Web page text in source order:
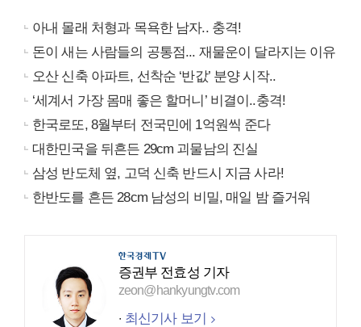
아내 몰래 처형과 목욕한 남자.. 충격!
돈이 새는 사람들의 공통점... 재물운이 달라지는 이유
오산 신축 아파트, 선착순 ‘반값’ 분양 시작..
‘세계서 가장 몸매 좋은 할머니’ 비결이..충격!
한국로또, 8월부터 전국민에 1억원씩 준다
대한민국을 뒤흔든 29cm 괴물남의 진실
삼성 반도체 옆, 고덕 신축 반드시 지금 사라!
한반도를 흔든 28cm 남성의 비밀, 매일 밤 즐거워
증권부 전효성 기자
zeon@hankyungtv.com
최신기사 보기